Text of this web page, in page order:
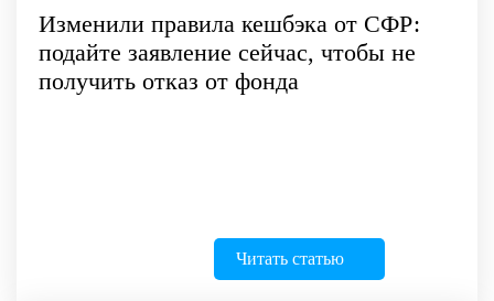
Изменили правила кешбэка от СФР:
подайте заявление сейчас, чтобы не
получить отказ от фонда
Читать статью